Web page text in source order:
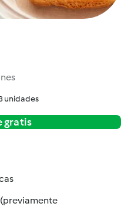
unidades
gratis